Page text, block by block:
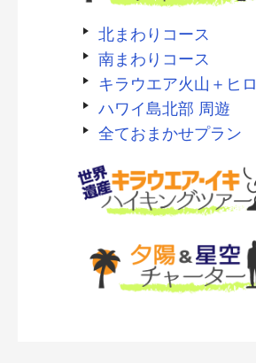
北まわりコース
南まわりコース
キラウエア火山＋ヒロ
ハワイ島北部 周遊
全ておまかせプラン